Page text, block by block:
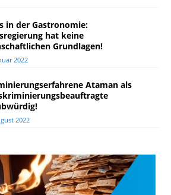
in der Gastronomie:
hat keine
Grundlagen!
2022
Ataman als
2022